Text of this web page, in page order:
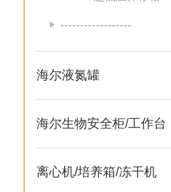
------------------
海尔液氮罐
海尔生物安全柜/工作台
离心机/培养箱/冻干机